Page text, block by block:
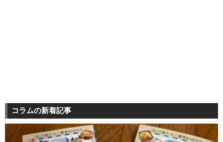
コラムの新着記事